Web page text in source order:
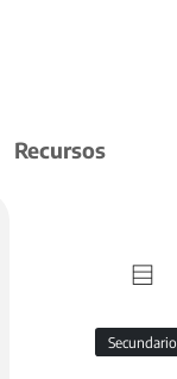
Recursos
Secundario